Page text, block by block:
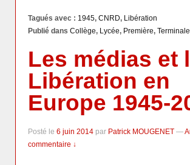
Tagués avec : 1945, CNRD, Libération
Publié dans Collège, Lycée, Première, Terminale
Les médias et
Libération en
Europe 1945-
Posté le 6 juin 2014 par Patrick MOUGENET —
commentaire ↓